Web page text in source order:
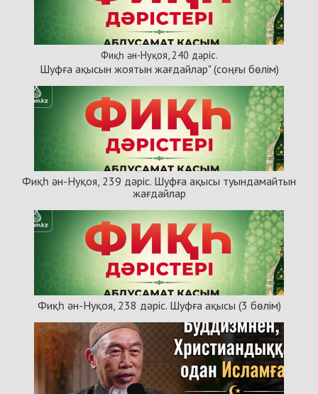
Фиқһ ән-Нуқоя, 240 дәріс.
Шуфға ақысын жоятын жағдайлар" (соңғы бөлім)
Фиқһ ән-Нуқоя, 239 дәріс. Шуфға ақысы туындамайтын
жағдайлар
Фиқһ ән-Нуқоя, 238 дәріс. Шуфға ақысы (3 бөлім)